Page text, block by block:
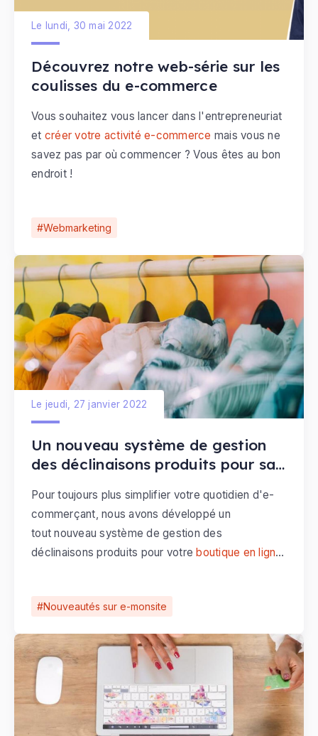
Webmarketing
Découvrez notre web-série sur les
coulisses du e-commerce
Le lundi, 30 mai 2022
Vous souhaitez vous lancer dans l'entrepreneuriat
et créer votre activité e-commerce mais vous ne
savez pas par où commencer ? Vous êtes au bon
endroit !
Nouveautés sur e-monsite
Un nouveau système de gestion
des déclinaisons produits pour sa
Le jeudi, 27 janvier 2022
Pour toujours plus simplifier votre quotidien d'e-
commerçant, nous avons développé un
tout nouveau système de gestion des
déclinaisons produits pour votreboutique en ligne.
commerce, pour proposer différents modèles de